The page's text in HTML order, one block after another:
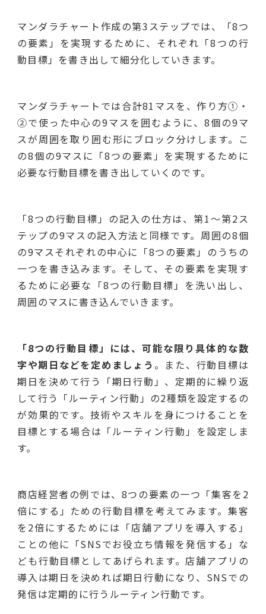
マンダラチャート作成の第3ステップでは、「8つ
の要素」を実現するために、それぞれ「8つの行
動目標」を書き出して細分化していきます。
マンダラチャートでは合計81マスを、作り方①・
②で使った中心の9マスを囲むように、8個の9マ
スが周囲を取り囲む形にブロック分けします。こ
の8個の9マスに「8つの要素」を実現するために
必要な行動目標を書き出していくのです。
「8つの行動目標」の記入の仕方は、第1～第2ス
テップの9マスの記入方法と同様です。周囲の8個
の9マスそれぞれの中心に「8つの要素」のうちの
一つを書き込みます。そして、その要素を実現す
るために必要な「8つの行動目標」を洗い出し、
周囲のマスに書き込んでいきます。
「8つの行動目標」には、可能な限り具体的な数
字や期日などを定めましょう 。また、行動目標は
期日を決めて行う「期日行動」、定期的に繰り返
して行う「ルーティン行動」の2種類を設定するの
が効果的です。技術やスキルを身につけることを
目標とする場合は「ルーティン行動」を設定しま
す。
商店経営者の例では、8つの要素の一つ「集客を2
倍にする」ための行動目標を考えてみます。集客
を2倍にするためには「店舗アプリを導入する」
ことの他に「SNSでお役立ち情報を発信する」な
ども行動目標としてあげられます。店舗アプリの
導入は期日を決めれば期日行動になり、SNSでの
発信は定期的に行うルーティン行動です。